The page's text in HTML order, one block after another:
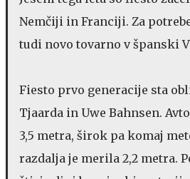
Nemčiji in Franciji. Za
tudi novo tovarno v španski
Fiesto prvo generacije sta
Tjaarda in Uwe Bahnsen.
3,5 metra, širok pa komaj
razdalja je merila 2,2 metra.